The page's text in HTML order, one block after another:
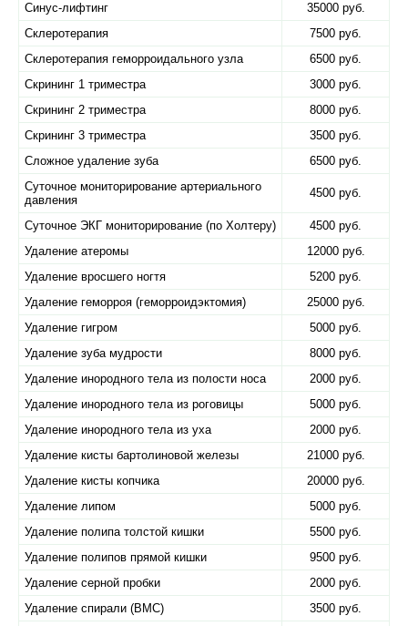
Синус-лифтинг
35000 руб.
Склеротерапия
7500 руб.
Склеротерапия геморроидального узла
6500 руб.
Скрининг 1 триместра
3000 руб.
Скрининг 2 триместра
8000 руб.
Скрининг 3 триместра
3500 руб.
Сложное удаление зуба
6500 руб.
Суточное мониторирование артериального
давления
4500 руб.
Суточное ЭКГ мониторирование (по Холтеру)
4500 руб.
Удаление атеромы
12000 руб.
Удаление вросшего ногтя
5200 руб.
Удаление геморроя (геморроидэктомия)
25000 руб.
Удаление гигром
5000 руб.
Удаление зуба мудрости
8000 руб.
Удаление инородного тела из полости носа
2000 руб.
Удаление инородного тела из роговицы
5000 руб.
Удаление инородного тела из уха
2000 руб.
Удаление кисты бартолиновой железы
21000 руб.
Удаление кисты копчика
20000 руб.
Удаление липом
5000 руб.
Удаление полипа толстой кишки
5500 руб.
Удаление полипов прямой кишки
9500 руб.
Удаление серной пробки
2000 руб.
Удаление спирали (ВМС)
3500 руб.